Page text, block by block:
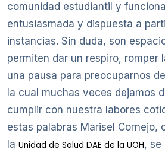
comunidad estudiantil y
entusiasmada y dispuesta a
instancias. Sin duda, son
permiten dar un respiro, romper
una pausa para preocuparnos
la cual muchas veces dejamos
cumplir con nuestra labores
estas palabras Marisel Cornejo,
la Unidad de Salud DAE de la UOH, se